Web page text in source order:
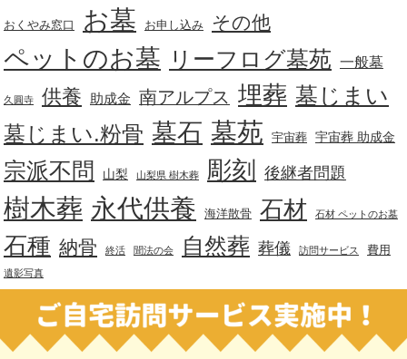
おくやみ窓口 お墓 お申し込み その他
ペットのお墓 リーフログ墓苑 一般墓
久圓寺 供養 助成金 南アルプス 埋葬 墓じまい
墓じまい.粉骨 墓石 墓苑 宇宙葬 宇宙葬 助成金
宗派不問 山梨 山梨県 樹木葬 彫刻 後継者問題
樹木葬 永代供養 海洋散骨 石材 石材 ペットのお墓
石種 納骨 終活 聞法の会 自然葬 葬儀 訪問サービス 費用
遺影写真